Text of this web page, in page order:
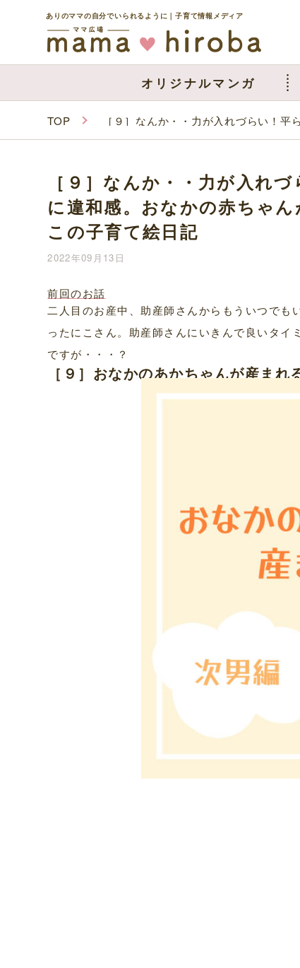
ありのママの自分でいられるように｜子育て情報メディア
オリジナルマンガ
TOP ［９］なんか・・力が入れづらい！
［９］なんか・・力が入れ
に違和感。おなかの赤ちゃ
この子育て絵日記
2022年09月13日
前回のお話
二人目のお産中、助産師さんからもういつで
ったにこさん。助産師さんにいきんで良いタ
ですが・・・？
［９］おなかのあかちゃんが産まれ